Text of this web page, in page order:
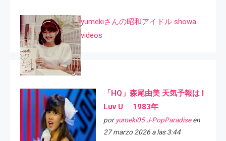
yumekiさんの昭和アイドル showa
videos
「HQ」森尾由美 天気予報は I
Luv U 1983年
por yumeki05 J-PopParadiseen
27 marzo 2026 a las 3:44